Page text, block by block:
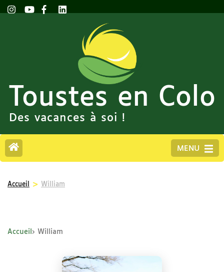
Toustes en Colo
Des vacances à soi !
MENU
Accueil > William
Accueil William